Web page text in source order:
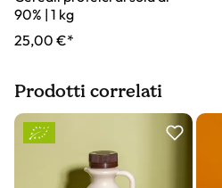
90% | 1 kg
25,00 €*
Prodotti correlati
Slider prodotto